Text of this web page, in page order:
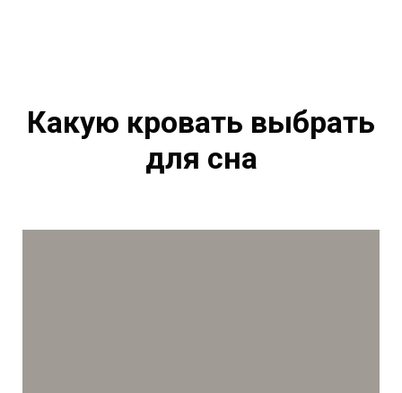
Какую кровать выбрать
для сна